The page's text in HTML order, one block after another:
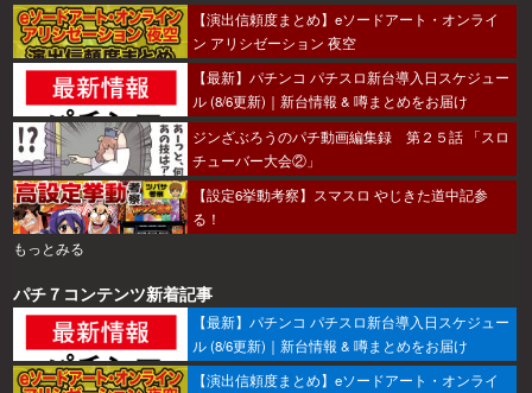
【演出信頼度まとめ】eソードアート・オンライ
ン アリシゼーション 夜空
【最新】パチンコ パチスロ新台導入日スケジュー
ル (8/6更新)｜新台情報 & 噂まとめをお届け
ジンざぶろうのパチ動画編集録 第２５話 「スロ
チューバー大会②」
【設定6挙動考察】スマスロ やじきた道中記参
る！
もっとみる
パチ７コンテンツ新着記事
【最新】パチンコ パチスロ新台導入日スケジュー
ル (8/6更新)｜新台情報 & 噂まとめをお届け
【演出信頼度まとめ】eソードアート・オンライ